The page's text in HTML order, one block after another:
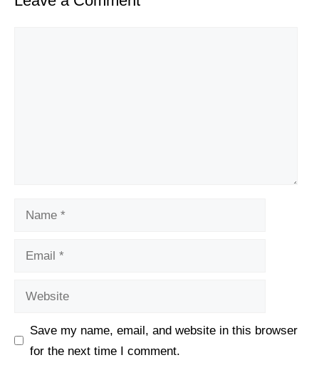
Name
Email
Website
Save my name, email, and website in this browser
for the next time I comment.